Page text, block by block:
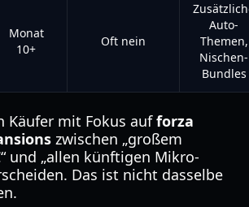
Monat
10+
Oft nein
Auto-
Themen,
Nischen-
Bundles
Käufer mit Fokus aufforza
zwischen „großem
und „allen künftigen Mikro-
Das ist nicht dasselbe